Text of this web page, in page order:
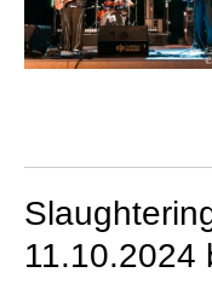
11.10.2024